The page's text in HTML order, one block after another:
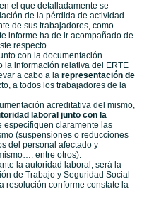
en el que detalladamente se
de la pérdida de actividad
de sus trabajadores, como
informe ha de ir acompañado de
respecto.
con la documentación
la información relativa del ERTE
a cabo a la representación de
a todos los trabajadores de la
acreditativa del mismo,
laboral junto con la
especifiquen claramente las
(suspensiones o reducciones
del personal afectado y
entre otros).
la autoridad laboral, será la
de Trabajo y Seguridad Social
la resolución conforme constate la